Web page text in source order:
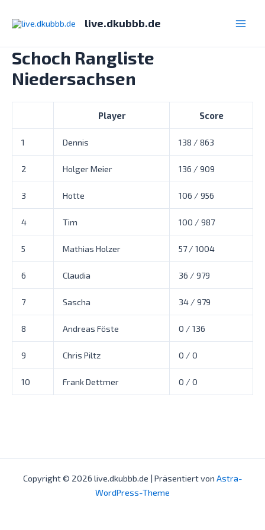
Inhalt
live.dkubbb.de
Schoch Rangliste
Niedersachsen
Player Score
1 Dennis 138 / 863
2 Holger Meier 136 / 909
3 Hotte 106 / 956
4 Tim 100 / 987
5 Mathias Holzer 57 / 1004
6 Claudia 36 / 979
7 Sascha 34 / 979
8 Andreas Föste 0 / 136
9 Chris Piltz 0 / 0
10 Frank Dettmer 0 / 0
Copyright © 2026 live.dkubbb.de | Präsentiert von Astra-
WordPress-Theme